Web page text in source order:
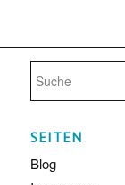
SEITEN
Blog